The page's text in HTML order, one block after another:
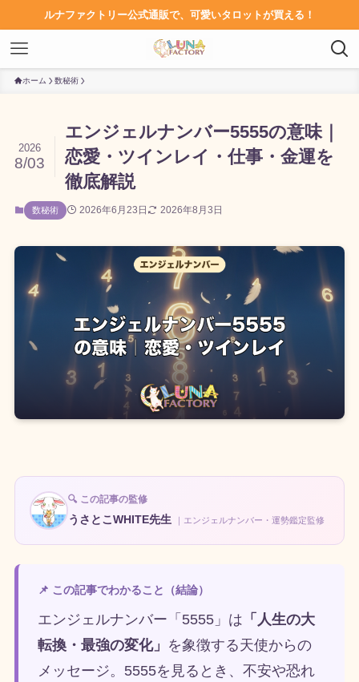
ルナファクトリー公式通販で、可愛いタロットが買える！
ホーム 数秘術
エンジェルナンバー5555の意味｜
恋愛・ツインレイ・仕事・金運を
徹底解説
2026
8/03
数秘術 2026年6月23日 2026年8月3日
🔍 この記事の監修
うさとこWHITE先生 ｜エンジェルナンバー・運勢鑑定監修
📌 この記事でわかること（結論）
エンジェルナンバー「5555」は 「人生の大
転換・最強の変化」 を象徴する天使からの
メッセージ。5555を見るとき、不安や恐れ